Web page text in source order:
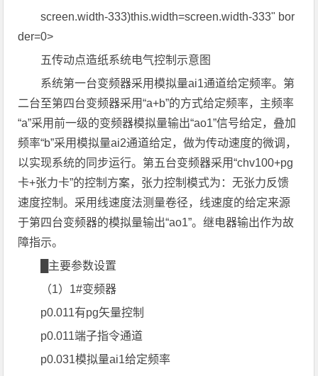
screen.width-333)this.width=screen.width-333" bor
der=0>
五传动点造纸系统电气控制示意图
系统第一台变频器采用模拟量ai1通道给定频率。第
二台至第四台变频器采用“a+b”的方式给定频率，主频率
“a”采用前一级的变频器模拟量输出“ao1”信号给定，叠加
频率“b”采用模拟量ai2通道给定，做为传动速度的微调，
以实现系统的同步运行。第五台变频器采用“chv100+pg
卡+张力卡”的控制方案，张力控制模式为：无张力反馈
速度控制。采用线速度法测量卷径，线速度的给定来源
于第四台变频器的模拟量输出“ao1”。继电器输出作为故
障指示。
█主要参数设置
（1）1#变频器
p0.011有pg矢量控制
p0.011端子指令通道
p0.031模拟量ai1给定频率